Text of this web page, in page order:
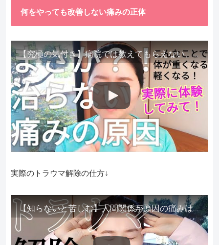
何をやっても改善しない痛みの正体
【究極の気付き】病院では教えてもらえない、その長年悩んできた痛み、症状、どうして治らないのか？痛みの正体、実際に今すぐ試して知ってほしい。
実際のトラウマ解除の仕方↓
【知らないと苦しむ】人間関係が原因の痛みはトラウマ解除が必須。病院に行っても原因不明で治らない不調はこれをしてからケアしてみてください。